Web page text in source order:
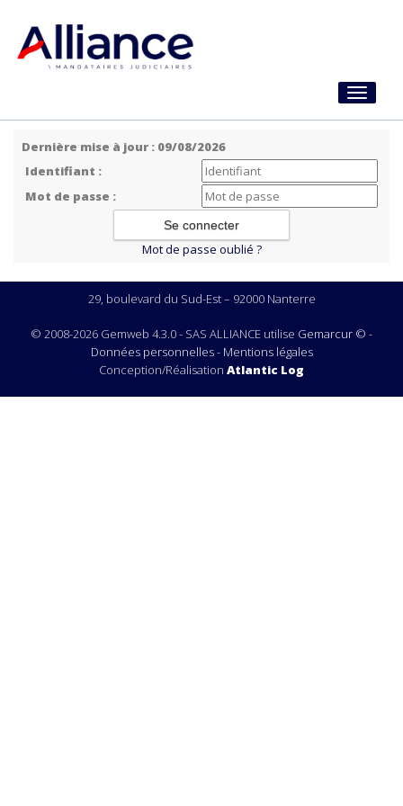
Toggle
Dernière mise à jour : 09/08/2026
Identifiant :
Mot de passe :
Mot de passe oublié ?
29, boulevard du Sud-Est – 92000 Nanterre
© 2008-2026 Gemweb 4.3.0 - SAS ALLIANCE utilise Gemarcur © -
Données personnelles- Mentions légales
Conception/Réalisation Atlantic Log